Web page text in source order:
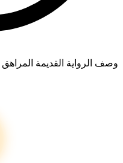
وصف الرواية القديمة المراهق